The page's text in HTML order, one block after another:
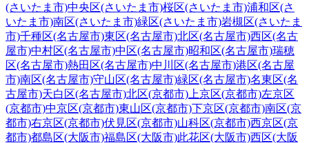
(さいたま市)中央区(さいたま市)桜区(さいたま市)浦和区(さ
いたま市)南区(さいたま市)緑区(さいたま市)岩槻区(さいたま
市)千種区(名古屋市)東区(名古屋市)北区(名古屋市)西区(名古
屋市)中村区(名古屋市)中区(名古屋市)昭和区(名古屋市)瑞穂
区(名古屋市)熱田区(名古屋市)中川区(名古屋市)港区(名古屋
市)南区(名古屋市)守山区(名古屋市)緑区(名古屋市)名東区(名
古屋市)天白区(名古屋市)北区(京都市) 上京区(京都市)左京区
(京都市)中京区(京都市)東山区(京都市)下京区(京都市)南区(京
都市)右京区(京都市)伏見区(京都市)山科区(京都市)西京区(京
都市)都島区(大阪市)福島区(大阪市)此花区(大阪市)西区(大阪